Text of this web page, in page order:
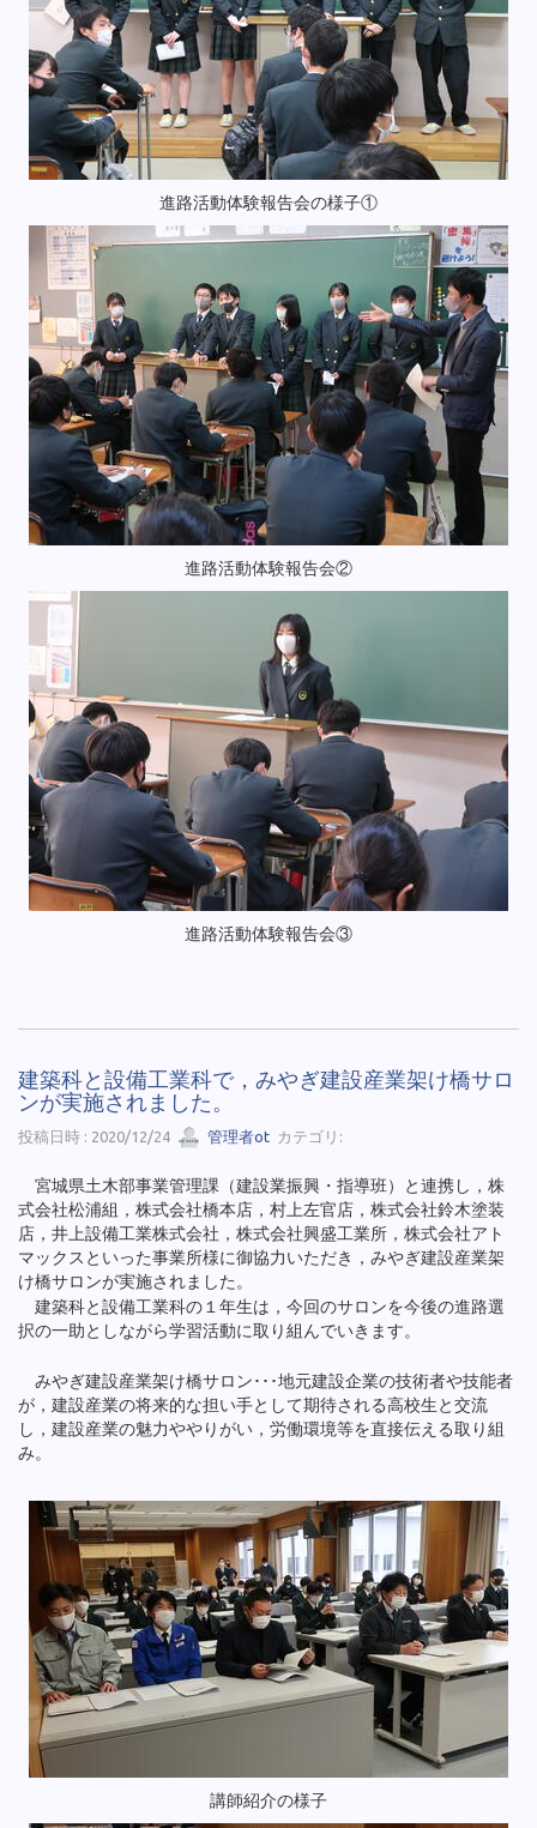
進路活動体験報告会の様子①
進路活動体験報告会②
進路活動体験報告会③
建築科と設備工業科で，みやぎ建設産業架け橋サロ
ンが実施されました。
投稿日時 : 2020/12/24 管理者ot カテゴリ:
宮城県土木部事業管理課（建設業振興・指導班）と連携し，株
式会社松浦組，株式会社橋本店，村上左官店，株式会社鈴木塗装
店，井上設備工業株式会社，株式会社興盛工業所，株式会社アト
マックスといった事業所様に御協力いただき，みやぎ建設産業架
け橋サロンが実施されました。
建築科と設備工業科の１年生は，今回のサロンを今後の進路選
択の一助としながら学習活動に取り組んでいきます。
みやぎ建設産業架け橋サロン･･･地元建設企業の技術者や技能者
が，建設産業の将来的な担い手として期待される高校生と交流
し，建設産業の魅力ややりがい，労働環境等を直接伝える取り組
み。
講師紹介の様子